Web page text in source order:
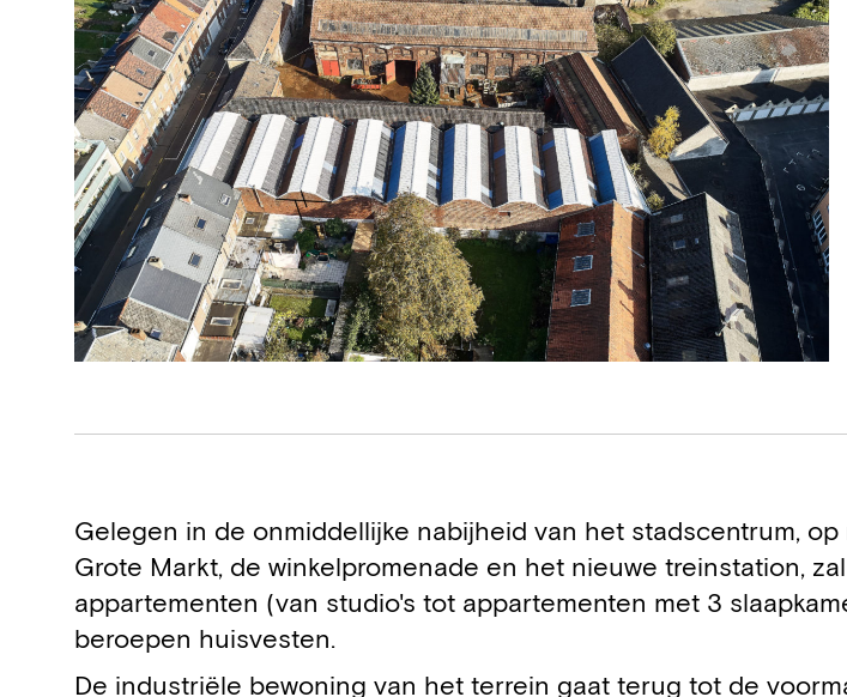
Projectdetails
Gelegen in de onmiddellijke nabijheid van het stadscentrum,
Grote Markt, de winkelpromenade en het nieuwe treinstation,
appartementen (van studio's tot appartementen met 3
beroepen huisvesten.
De industriële bewoning van het terrein gaat terug tot de